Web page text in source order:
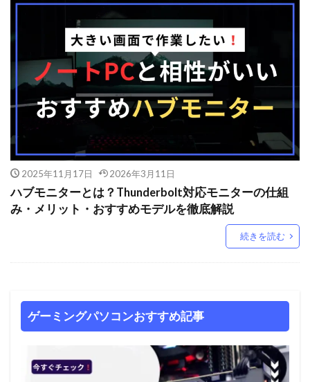
2025年11月17日 2026年3月11日
ハブモニターとは？Thunderbolt対応モニターの仕組
み・メリット・おすすめモデルを徹底解説
続きを読む
ゲーミングパソコンおすすめ記事